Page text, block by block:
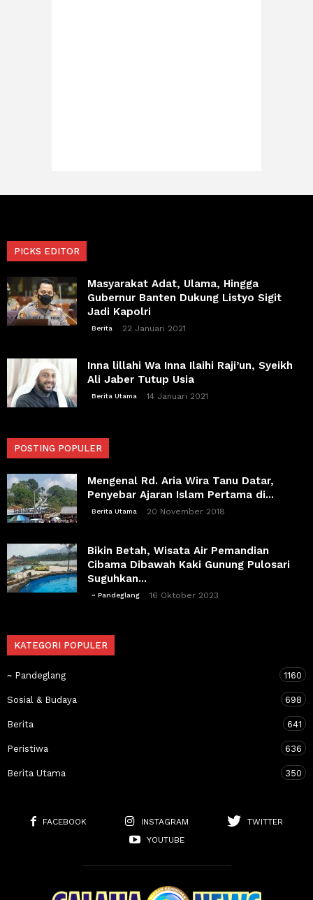
PICKS EDITOR
Masyarakat Adat, Ulama, Hingga
Gubernur Banten Dukung Listyo Sigit
Jadi Kapolri
Berita 22 Januari 2021
Inna lillahi Wa Inna Ilaihi Raji’un, Syeikh
Ali Jaber Tutup Usia
Berita Utama 14 Januari 2021
POSTING POPULER
Mengenal Rd. Aria Wira Tanu Datar,
Penyebar Ajaran Islam Pertama di...
Berita Utama 20 November 2018
Bikin Betah, Wisata Air Pemandian
Cibama Dibawah Kaki Gunung Pulosari
Suguhkan...
~ Pandeglang 16 Oktober 2023
KATEGORI POPULER
~ Pandeglang 1160
Sosial & Budaya 698
Berita 641
Peristiwa 636
Berita Utama 350
FACEBOOK INSTAGRAM
TWITTER
YOUTUBE